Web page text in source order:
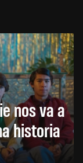
nos va a
historia